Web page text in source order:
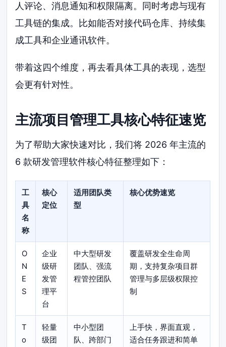
人评论、消息通知和权限隔离。同时考虑与现有
工具链的集成。比如能否对接代码仓库、持续集
成工具和企业通讯软件。
带着这四个维度，再去看具体工具的表现，选型
会更有针对性。
主流项目管理工具核心特征速览
为了帮助大家快速对比，我们将 2026 年主流的
6 款研发管理软件核心特征整理如下：
工
具
名
称
核心
定位
适用团队类
型
核心优势速览
O
N
E
S
企业
级研
发管
理平
台
中大型研发
团队、强流
程管控团队
覆盖研发全生命周
期，支持复杂项目群
管理与多层级权限控
制
T
o
轻量
级团
中小型团
队、跨部门
上手快，界面直观，
适合任务跟进和简单